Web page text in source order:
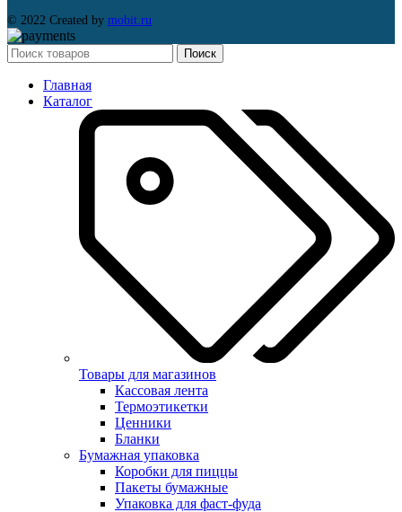
© 2022 Created by mobit.ru
Поиск
Главная
Каталог
Товары для магазинов
Кассовая лента
Термоэтикетки
Ценники
Бланки
Бумажная упаковка
Коробки для пиццы
Пакеты бумажные
Упаковка для фаст-фуда